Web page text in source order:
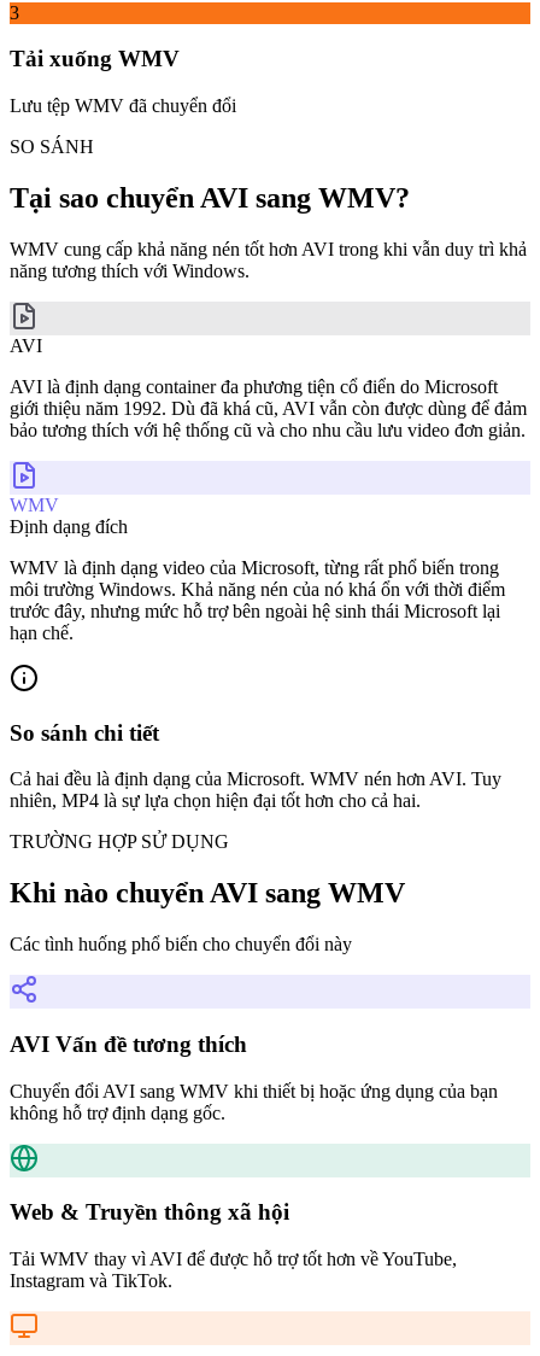
3
Tải xuống WMV
Lưu tệp WMV đã chuyển đổi
SO SÁNH
Tại sao chuyển AVI sang WMV?
WMV cung cấp khả năng nén tốt hơn AVI trong khi vẫn duy trì khả
năng tương thích với Windows.
AVI
AVI là định dạng container đa phương tiện cổ điển do Microsoft
giới thiệu năm 1992. Dù đã khá cũ, AVI vẫn còn được dùng để đảm
bảo tương thích với hệ thống cũ và cho nhu cầu lưu video đơn giản.
WMV
Định dạng đích
WMV là định dạng video của Microsoft, từng rất phổ biến trong
môi trường Windows. Khả năng nén của nó khá ổn với thời điểm
trước đây, nhưng mức hỗ trợ bên ngoài hệ sinh thái Microsoft lại
hạn chế.
So sánh chi tiết
Cả hai đều là định dạng của Microsoft. WMV nén hơn AVI. Tuy
nhiên, MP4 là sự lựa chọn hiện đại tốt hơn cho cả hai.
TRƯỜNG HỢP SỬ DỤNG
Khi nào chuyển AVI sang WMV
Các tình huống phổ biến cho chuyển đổi này
AVI Vấn đề tương thích
Chuyển đổi AVI sang WMV khi thiết bị hoặc ứng dụng của bạn
không hỗ trợ định dạng gốc.
Web & Truyền thông xã hội
Tải WMV thay vì AVI để được hỗ trợ tốt hơn về YouTube,
Instagram và TikTok.